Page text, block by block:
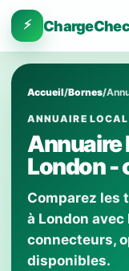
⚡
Accueil/Bornes/
ANNUAIRE LOCAL
Annuaire
London -
Comparez les
à London
connecteurs,
disponibles.